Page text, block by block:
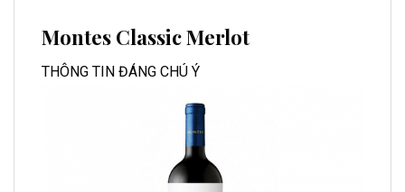
Montes Classic Merlot
THÔNG TIN ĐÁNG CHÚ Ý